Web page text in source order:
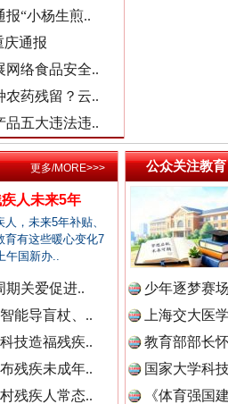
参政网.中
向未来 广州
“小杨生煎..
庆通报
网络食品安全..
农药残留？云..
品五大违法违..
人未来5年
人，未来5年补贴、
育有这些暖心变化7
午国新办..
期关爱促进..
能导盲杖、..
技造福残疾..
残疾未成年..
残疾人常态..
更多/MORE>>> 公众关注教育
少年逐梦赛
上海交大医
教育部部长
国家大学科
《体育强国